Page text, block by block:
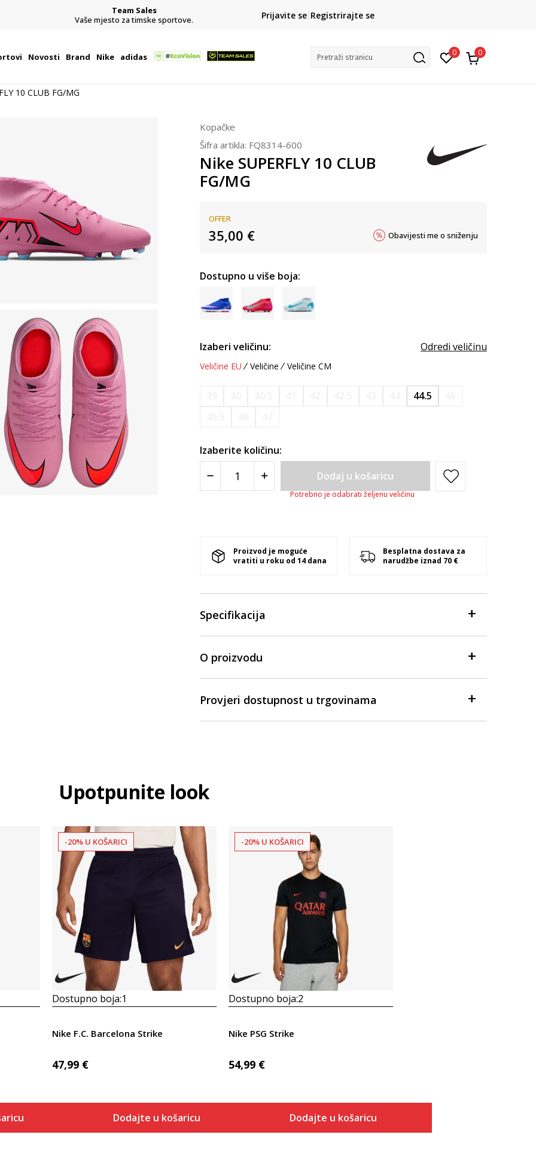
Team Sales
Vaše mjesto za timske sportove.
CLICK& COLLECT
besplatno preuzimanje u trgovini
Prijavite se Registrirajte se
Novosti Brand Nike adidas Pretraži stranicu 0 0
10 CLUB FG/MG
Kopačke
Šifra artikla: FQ8314-600
Nike SUPERFLY 10 CLUB
FG/MG
OFFER
35,00 € Obavijesti me o sniženju
Dostupno u više boja:
Izaberi veličinu: Odredi veličinu
Veličine EU Veličine Veličine CM
44.5
Izaberite količinu:
Dodaj u košaricu
Potrebno je odabrati željenu veličinu
Proizvod je moguće
vratiti u roku od 14 dana
Besplatna dostava za
narudžbe iznad 70 €
Specifikacija
O proizvodu
Provjeri dostupnost u trgovinama
Upotpunite look
-20% U KOŠARICI
Dostupno boja:1
Nike F.C. Barcelona Strike
47,99 €
Dodajte u košaricu
-20% U KOŠARICI
Dostupno boja:2
Nike PSG Strike
54,99 €
Dodajte u košaricu